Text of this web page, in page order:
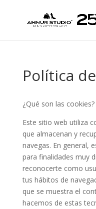
Política
¿Qué son las cookies?
Este sitio web utiliza
que almacenan y
navegas. En general,
para finalidades muy
reconocerte como
tus hábitos de
que se muestra el
hacemos de estas